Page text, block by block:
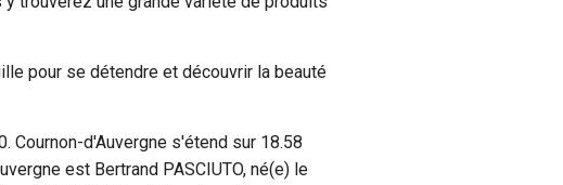
pour se détendre et découvrir la beauté
Cournon-d'Auvergne s'étend sur 18.58
est Bertrand PASCIUTO, né(e) le